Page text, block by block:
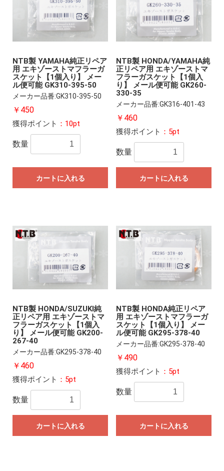
NTB製 YAMAHA純正リペア
用 エキゾーストマフラーガ
スケット【1個入り】 メー
ル便可能 GK310-395-50
メーカー品番:GK310-395-50
￥450
獲得ポイント ：10pt
数量
カートに入れる
NTB製 HONDA/YAMAHA純
正リペア用 エキゾーストマ
フラーガスケット【1個入
り】 メール便可能 GK260-
330-35
メーカー品番:GK316-401-43
￥460
獲得ポイント ：5pt
数量
カートに入れる
NTB製 HONDA/SUZUKI純
正リペア用 エキゾーストマ
フラーガスケット【1個入
り】 メール便可能 GK200-
267-40
メーカー品番:GK295-378-40
￥460
獲得ポイント ：5pt
数量
カートに入れる
NTB製 HONDA純正リペア
用 エキゾーストマフラーガ
スケット【1個入り】 メー
ル便可能 GK295-378-40
メーカー品番:GK295-378-40
￥490
獲得ポイント ：5pt
数量
カートに入れる